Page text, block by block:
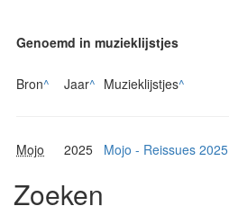
Genoemd in muzieklijstjes
Bron^ Jaar^ Muzieklijstjes^
Mojo 2025 Mojo - Reissues 2025
Zoeken